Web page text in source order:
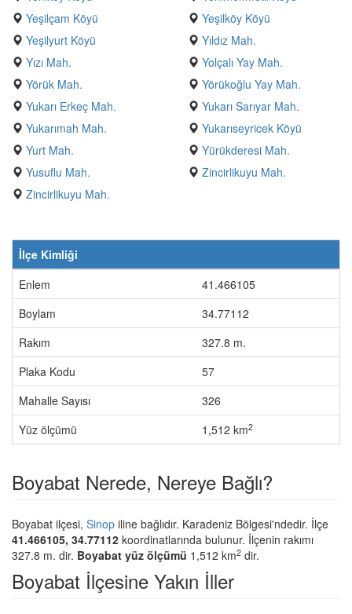
Yeşilçam Köyü
Yeşilköy Köyü
Yeşilyurt Köyü
Yıldız Mah.
Yızı Mah.
Yolçalı Yay Mah.
Yörük Mah.
Yörükoğlu Yay Mah.
Yukarı Erkeç Mah.
Yukarı Sarıyar Mah.
Yukarımah Mah.
Yukarıseyricek Köyü
Yurt Mah.
Yürükderesi Mah.
Yusuflu Mah.
Zincirlikuyu Mah.
Zincirlikuyu Mah.
İlçe Kimliği
Enlem
41.466105
Boylam
34.77112
Rakım
327.8 m.
Plaka Kodu
57
Mahalle Sayısı
326
Yüz ölçümü
1,512 km2
Boyabat Nerede, Nereye Bağlı?
Boyabat ilçesi, Sinop iline bağlıdır. Karadeniz Bölgesi'ndedir. İlçe
41.466105, 34.77112 koordinatlarında bulunur. İlçenin rakımı
327.8 m. dir. Boyabat yüz ölçümü 1,512 km2 dir.
Boyabat İlçesine Yakın İller